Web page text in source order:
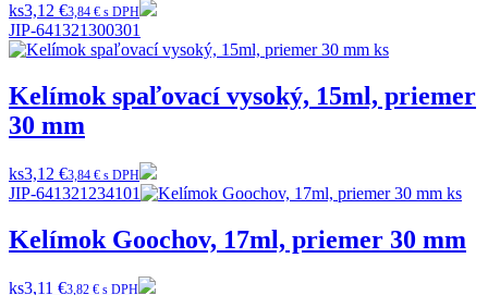
ks3,12 €3,84 € s DPH
JIP-641321300301
Kelímok spaľovací vysoký, 15ml, priemer
30 mm
ks3,12 €3,84 € s DPH
JIP-641321234101
Kelímok Goochov, 17ml, priemer 30 mm
ks3,11 €3,82 € s DPH